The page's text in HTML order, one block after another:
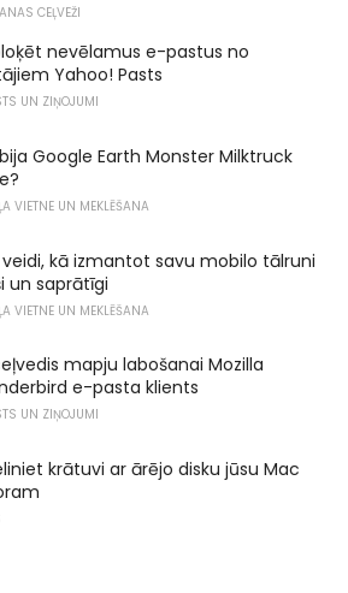
CEĻVEŽI
nevēlamus e-pastus no
Yahoo! Pasts
UN ZIŅOJUMI
Google Earth Monster Milktruck
VIETNE UN MEKLĒŠANA
kā izmantot savu mobilo tālruni
un saprātīgi
VIETNE UN MEKLĒŠANA
mapju labošanai Mozilla
e-pasta klients
UN ZIŅOJUMI
krātuvi ar ārējo disku jūsu Mac